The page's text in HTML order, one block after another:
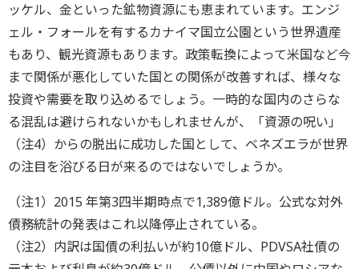
ッケル、金といった鉱物資源にも恵まれています。エンジ
ェル・フォールを有するカナイマ国立公園という世界遺産
もあり、観光資源もあります。政策転換によって米国など今
まで関係が悪化していた国との関係が改善すれば、様々な
投資や需要を取り込めるでしょう。一時的な国内のさらな
る混乱は避けられないかもしれませんが、「資源の呪い」
（注4）からの脱出に成功した国として、ベネズエラが世界
の注目を浴びる日が来るのではないでしょうか。
（注1）2015 年第3四半期時点で1,389億ドル。公式な対外
債務統計の発表はこれ以降停止されている。
（注2）内訳は国債の利払いが約10億ドル、PDVSA社債の